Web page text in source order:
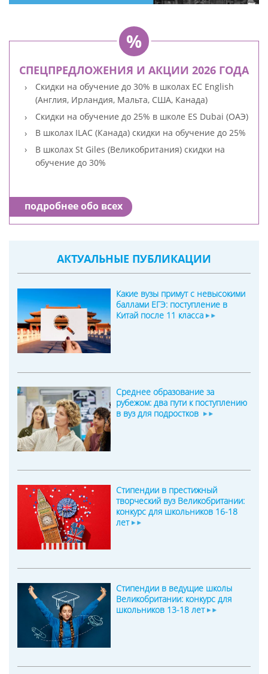
СПЕЦПРЕДЛОЖЕНИЯ И АКЦИИ 2026 ГОДА
Скидки на обучение до 30% в школах EC English
(Англия, Ирландия, Мальта, США, Канада)
Скидки на обучение до 25% в школе ES Dubai (ОАЭ)
В школах ILAC (Канада) скидки на обучение до 25%
В школах St Giles (Великобритания) скидки на
обучение до 30%
подробнее обо всех
АКТУАЛЬНЫЕ ПУБЛИКАЦИИ
Какие вузы примут с невысокими
баллами ЕГЭ: поступление в
Китай после 11 класса
Среднее образование за
рубежом: два пути к поступлению
в вуз для подростков
Стипендии в престижный
творческий вуз Великобритании:
конкурс для школьников 16-18
лет
Стипендии в ведущие школы
Великобритании: конкурс для
школьников 13-18 лет